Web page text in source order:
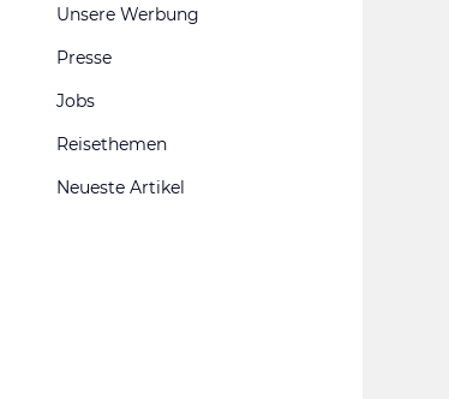
Unsere Werbung
Presse
Jobs
Reisethemen
Neueste Artikel